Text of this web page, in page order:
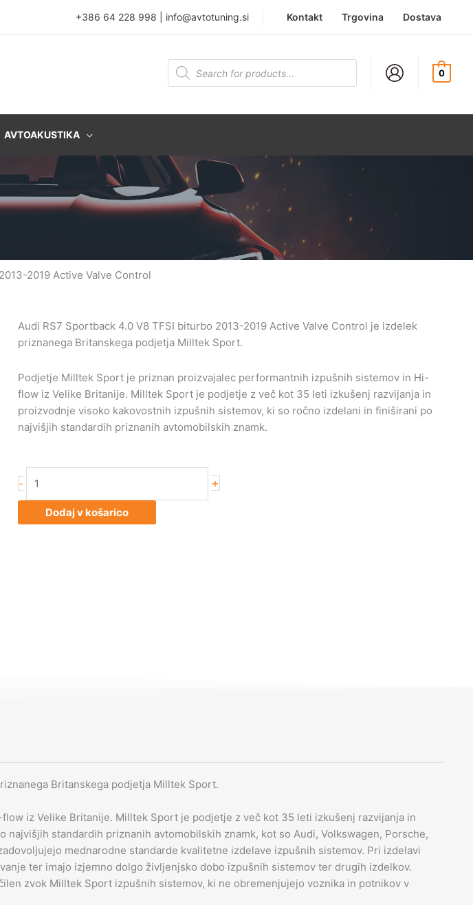
+386 64 228 998 info@avtotuning.si Kontakt Trgovina Dostava
Products
search 0
AVTOAKUSTIKA
2019 Active Valve Control
Audi RS7 Sportback 4.0 V8 TFSI biturbo 2013-2019 Active Valve Control je izdelek
priznanega Britanskega podjetja Milltek Sport.
Podjetje Milltek Sport je priznan proizvajalec performantnih izpušnih sistemov in Hi-
flow iz Velike Britanije. Milltek Sport je podjetje z več kot 35 leti izkušenj razvijanja in
proizvodnje visoko kakovostnih izpušnih sistemov, ki so ročno izdelani in finiširani po
najvišjih standardih priznanih avtomobilskih znamk.
-
RS7
Sportback
4.0
+
Dodaj v košarico
Britanskega podjetja Milltek Sport.
iz Velike Britanije. Milltek Sport je podjetje z več kot 35 leti izkušenj razvijanja in
standardih priznanih avtomobilskih znamk, kot so Audi, Volkswagen, Porsche,
mednarodne standarde kvalitetne izdelave izpušnih sistemov. Pri izdelavi
ter imajo izjemno dolgo življenjsko dobo izpušnih sistemov ter drugih izdelkov.
zvok Milltek Sport izpušnih sistemov, ki ne obremenjujejo voznika in potnikov v